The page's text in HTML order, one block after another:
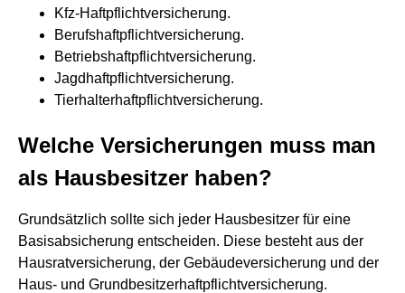
Kfz-Haftpflichtversicherung.
Berufshaftpflichtversicherung.
Betriebshaftpflichtversicherung.
Jagdhaftpflichtversicherung.
Tierhalterhaftpflichtversicherung.
Welche Versicherungen muss man
als Hausbesitzer haben?
Grundsätzlich sollte sich jeder Hausbesitzer für eine
Basisabsicherung entscheiden. Diese besteht aus der
Hausratversicherung, der Gebäudeversicherung und der
Haus- und Grundbesitzerhaftpflichtversicherung.